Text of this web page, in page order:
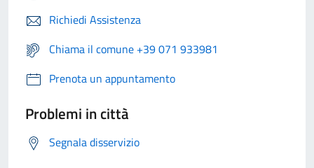
Richiedi Assistenza
Chiama il comune +39 071 933981
Prenota un appuntamento
Problemi in città
Segnala disservizio